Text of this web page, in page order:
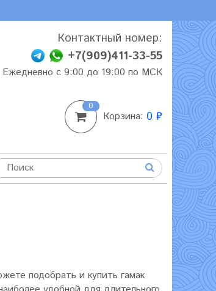
Контактный номер:
+7(909)411-33-55
Ежедневно с 9:00 до 19:00 по МСК
0
Корзина: 0 ₽
подобрать и купить гамак